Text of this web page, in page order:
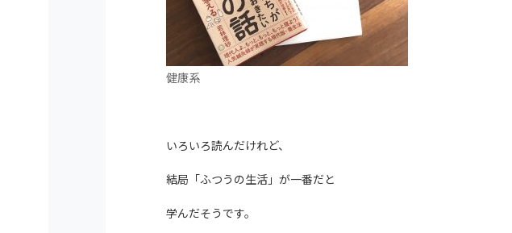
健康系
いろいろ読んだけれど、
結局「ふつうの生活」が一番だと
学んだそうです。